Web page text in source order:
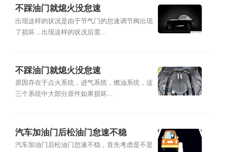
不踩油门就熄火没怠速
出现这样的状况是由于节气门的怠速调节阀出现
了损坏，出现这样的状况后需...
不踩油门就熄火没怠速
原因存在于点火系统，进气系统，燃油系统，这
三个系统中大部分原件如果损坏...
汽车加油门后松油门怠速不稳
汽车加油门后松油门怠速不稳，首先考虑是不是